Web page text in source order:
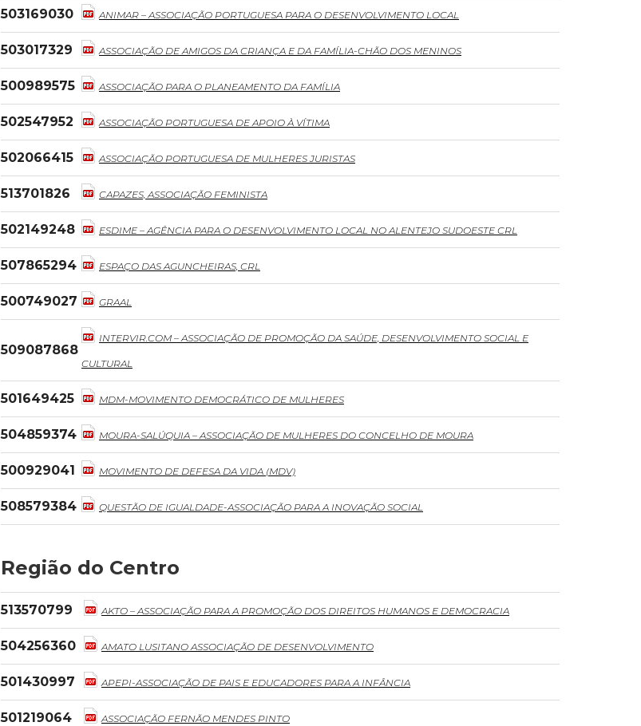
503169030 ANIMAR – ASSOCIAÇÃO PORTUGUESA PARA O DESENVOLVIMENTO LOCAL
503017329 ASSOCIAÇÃO DE AMIGOS DA CRIANÇA E DA FAMÍLIA-CHÃO DOS MENINOS
500989575 ASSOCIAÇÃO PARA O PLANEAMENTO DA FAMÍLIA
502547952 ASSOCIAÇÃO PORTUGUESA DE APOIO À VÍTIMA
502066415 ASSOCIAÇÃO PORTUGUESA DE MULHERES JURISTAS
513701826 CAPAZES, ASSOCIAÇÃO FEMINISTA
502149248 ESDIME – AGÊNCIA PARA O DESENVOLVIMENTO LOCAL NO ALENTEJO SUDOESTE CRL
507865294 ESPAÇO DAS AGUNCHEIRAS, CRL
500749027 GRAAL
509087868
INTERVIR.COM – ASSOCIAÇÃO DE PROMOÇÃO DA SAÚDE, DESENVOLVIMENTO SOCIAL E
CULTURAL
501649425 MDM-MOVIMENTO DEMOCRÁTICO DE MULHERES
504859374 MOURA-SALÚQUIA – ASSOCIAÇÃO DE MULHERES DO CONCELHO DE MOURA
500929041 MOVIMENTO DE DEFESA DA VIDA (MDV)
508579384 QUESTÃO DE IGUALDADE-ASSOCIAÇÃO PARA A INOVAÇÃO SOCIAL
Região do Centro
513570799 AKTO – ASSOCIAÇÃO PARA A PROMOÇÃO DOS DIREITOS HUMANOS E DEMOCRACIA
504256360 AMATO LUSITANO ASSOCIAÇÃO DE DESENVOLVIMENTO
501430997 APEPI-ASSOCIAÇÃO DE PAIS E EDUCADORES PARA A INFÂNCIA
501219064 ASSOCIAÇÃO FERNÃO MENDES PINTO